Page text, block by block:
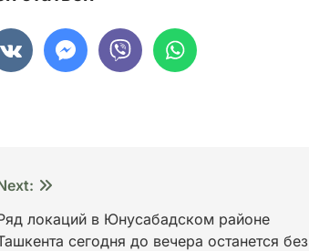
локаций в Юнусабадском районе
сегодня до вечера останется без